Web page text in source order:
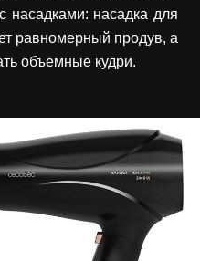
насадками: насадка для
равномерный продув, а
объемные кудри.